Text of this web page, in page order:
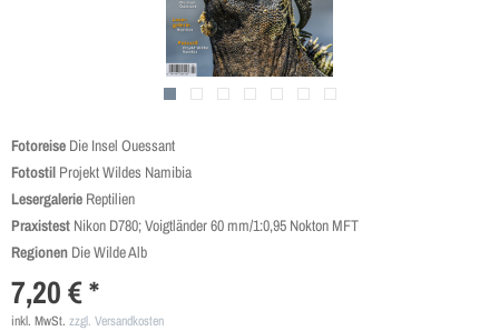
Fotoreise Die Insel Ouessant
Fotostil Projekt Wildes Namibia
Lesergalerie Reptilien
Praxistest Nikon D780; Voigtländer 60 mm/1:0,95 Nokton MFT
Regionen Die Wilde Alb
7,20 € *
inkl. MwSt. zzgl. Versandkosten